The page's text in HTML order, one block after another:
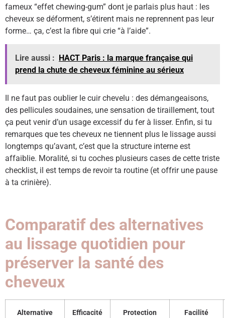
fameux “effet chewing-gum” dont je parlais plus haut : les
cheveux se déforment, s’étirent mais ne reprennent pas leur
forme… ça, c’est la fibre qui crie “à l’aide”.
Lire aussi :
HACT Paris : la marque française qui
prend la chute de cheveux féminine au sérieux
Il ne faut pas oublier le cuir chevelu : des démangeaisons,
des pellicules soudaines, une sensation de tiraillement, tout
ça peut venir d’un usage excessif du fer à lisser. Enfin, si tu
remarques que tes cheveux ne tiennent plus le lissage aussi
longtemps qu’avant, c’est que la structure interne est
affaiblie. Moralité, si tu coches plusieurs cases de cette triste
checklist, il est temps de revoir ta routine (et offrir une pause
à ta crinière).
Comparatif des alternatives
au lissage quotidien pour
préserver la santé des
cheveux
Alternative
Efficacité
Protection
Facilité